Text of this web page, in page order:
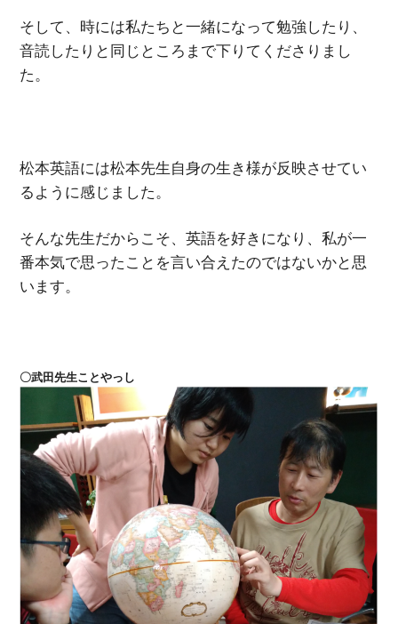
そして、時には私たちと一緒になって勉強したり、
音読したりと同じところまで下りてくださりまし
た。
松本英語には松本先生自身の生き様が反映させてい
るように感じました。
そんな先生だからこそ、英語を好きになり、私が一
番本気で思ったことを言い合えたのではないかと思
います。
〇武田先生ことやっし